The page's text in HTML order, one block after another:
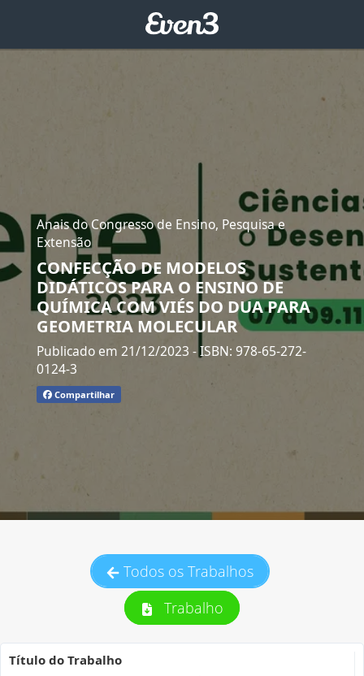
Anais do Congresso de Ensino, Pesquisa e
Extensão
CONFECÇÃO DE MODELOS
DIDÁTICOS PARA O ENSINO DE
QUÍMICA COM VIÉS DO DUA PARA
GEOMETRIA MOLECULAR
Publicado em 21/12/2023 - ISBN: 978-65-272-
0124-3
Compartilhar
Todos os Trabalhos
Trabalho
Título do Trabalho